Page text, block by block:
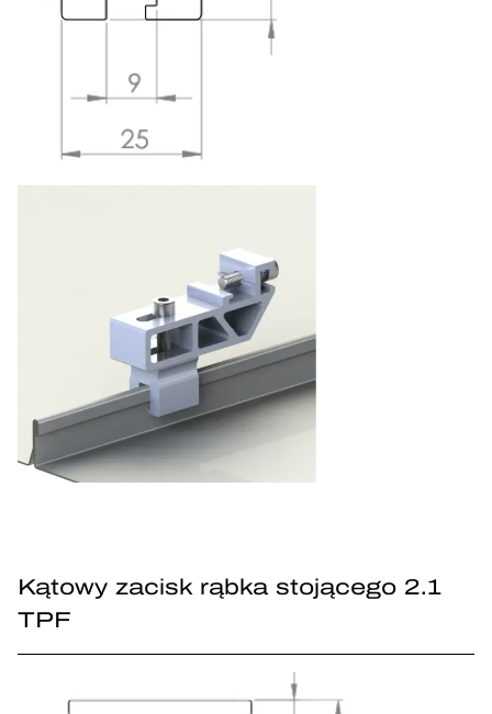
Kątowy zacisk rąbka stojącego 2.1
TPF